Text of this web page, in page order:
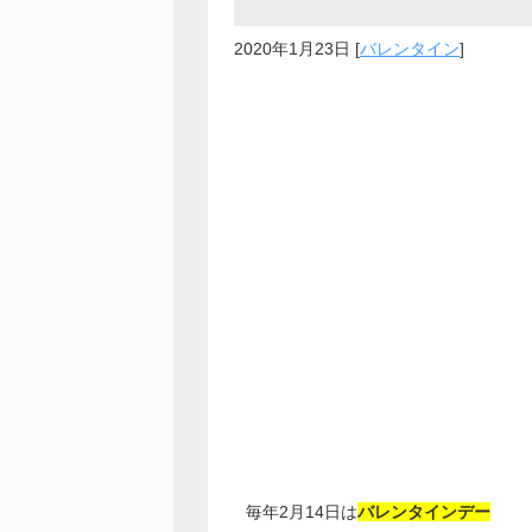
2020年1月23日 [バレンタイン]
毎年2月14日はバレンタインデー